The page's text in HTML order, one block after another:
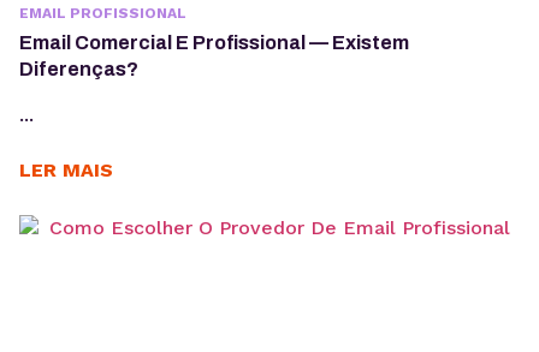
EMAIL PROFISSIONAL
Email Comercial E Profissional — Existem
Diferenças?
...
LER MAIS